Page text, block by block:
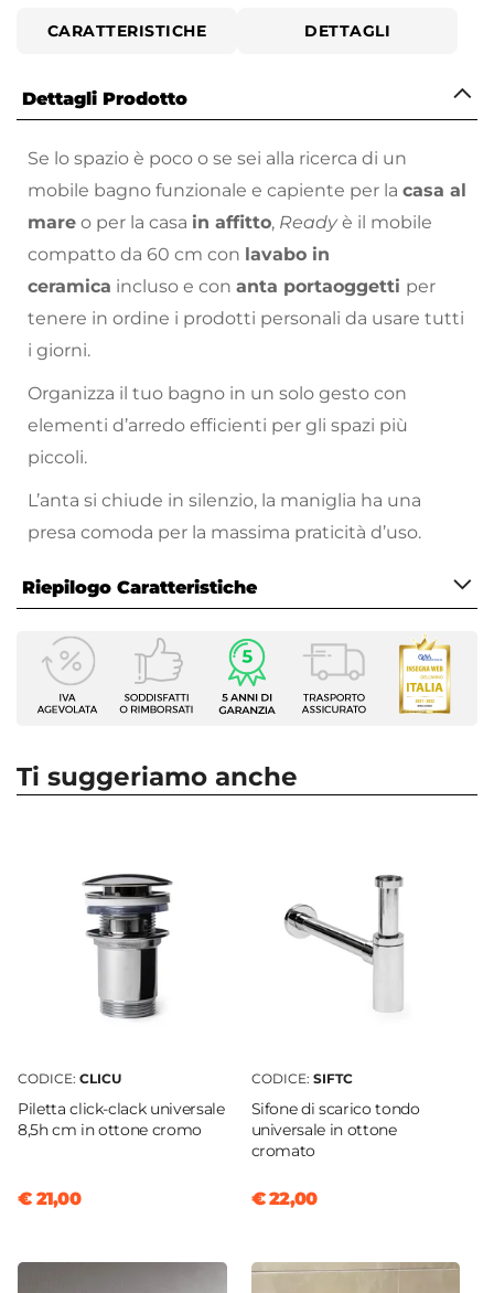
CARATTERISTICHE DETTAGLI
Dettagli Prodotto
Se lo spazio è poco o se sei alla ricerca di un
mobile bagno funzionale e capiente per la casa al
mare o per la casa in affitto, Ready è il mobile
compatto da 60 cm con lavabo in
ceramica incluso e con anta portaoggetti per
tenere in ordine i prodotti personali da usare tutti
i giorni.
Organizza il tuo bagno in un solo gesto con
elementi d’arredo efficienti per gli spazi più
piccoli.
L’anta si chiude in silenzio, la maniglia ha una
presa comoda per la massima praticità d’uso.
Riepilogo Caratteristiche
Caratteristiche Mobile
Profondità
31 cm
Serie
Ante
Finitura
Lucida
Legno MDF
Sistema Di Apertura
Gola
Assemblato
Kit Fissaggio A Muro
Ti suggeriamo anche
CODICE: CLICU
Piletta click-clack universale
8,5h cm in ottone cromo
€ 21,00
CODICE: SIFTC
Sifone di scarico tondo
universale in ottone
cromato
€ 22,00